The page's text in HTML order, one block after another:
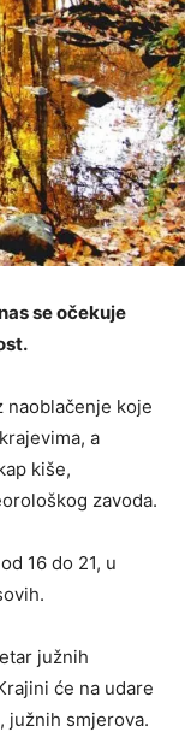
se očekuje
naoblačenje koje
a
kiše,
zavoda.
16 do 21, u
južnih
će na udare
južnih smjerova.